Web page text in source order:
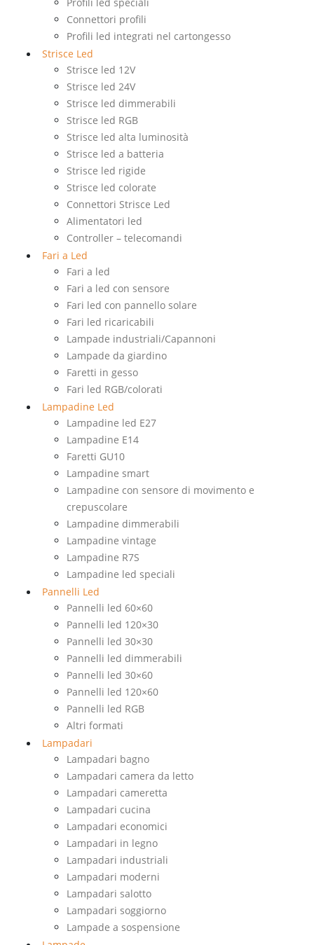
Connettori profili
Profili led integrati nel cartongesso
Strisce Led
Strisce led 12V
Strisce led 24V
Strisce led dimmerabili
Strisce led RGB
Strisce led alta luminosità
Strisce led a batteria
Strisce led rigide
Strisce led colorate
Connettori Strisce Led
Alimentatori led
Controller – telecomandi
Fari a Led
Fari a led
Fari a led con sensore
Fari led con pannello solare
Fari led ricaricabili
Lampade industriali/Capannoni
Lampade da giardino
Faretti in gesso
Fari led RGB/colorati
Lampadine Led
Lampadine led E27
Lampadine E14
Faretti GU10
Lampadine smart
Lampadine con sensore di movimento e
crepuscolare
Lampadine dimmerabili
Lampadine vintage
Lampadine R7S
Lampadine led speciali
Pannelli Led
Pannelli led 60×60
Pannelli led 120×30
Pannelli led 30×30
Pannelli led dimmerabili
Pannelli led 30×60
Pannelli led 120×60
Pannelli led RGB
Altri formati
Lampadari
Lampadari bagno
Lampadari camera da letto
Lampadari cameretta
Lampadari cucina
Lampadari economici
Lampadari in legno
Lampadari industriali
Lampadari moderni
Lampadari salotto
Lampadari soggiorno
Lampade a sospensione